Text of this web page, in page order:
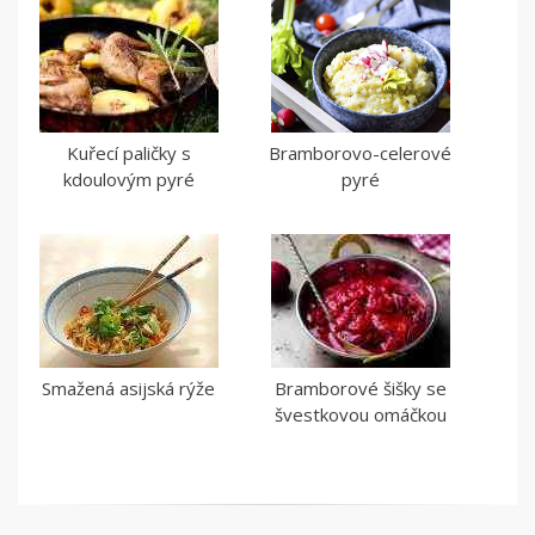
Kuřecí paličky s
kdoulovým pyré
Bramborovo-celerové
pyré
Smažená asijská rýže
Bramborové šišky se
švestkovou omáčkou